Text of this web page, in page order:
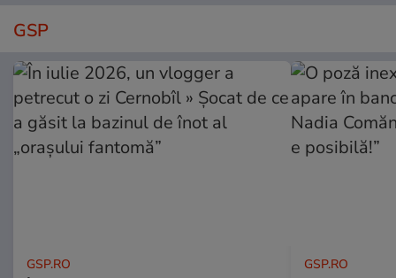
GSP
GSP.RO GSP.RO